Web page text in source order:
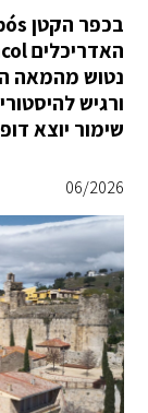
ורגיש
שימור יוצא
06/2026